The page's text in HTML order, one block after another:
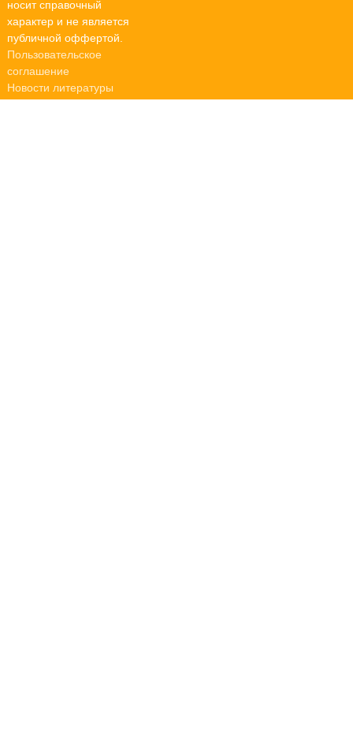
носит справочный
характер и не является
публичной оффертой.
Пользовательское
соглашение
Новости литературы